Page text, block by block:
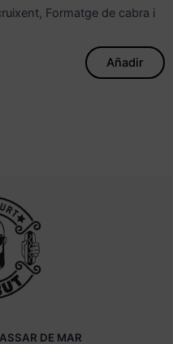
Formatge de cabra i
Añadir
DE MAR